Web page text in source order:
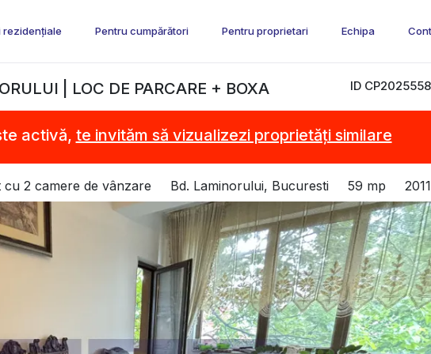
rezidențiale Pentru cumpărători Pentru proprietari Echipa
ID CP2025558
| LOC DE PARCARE + BOXA
activă, te invităm să vizualizezi proprietăți similare
cu 2 camere de vânzare Bd. Laminorului, Bucuresti 59 mp 2011